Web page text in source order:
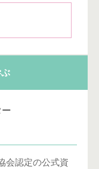
会認定の公式資